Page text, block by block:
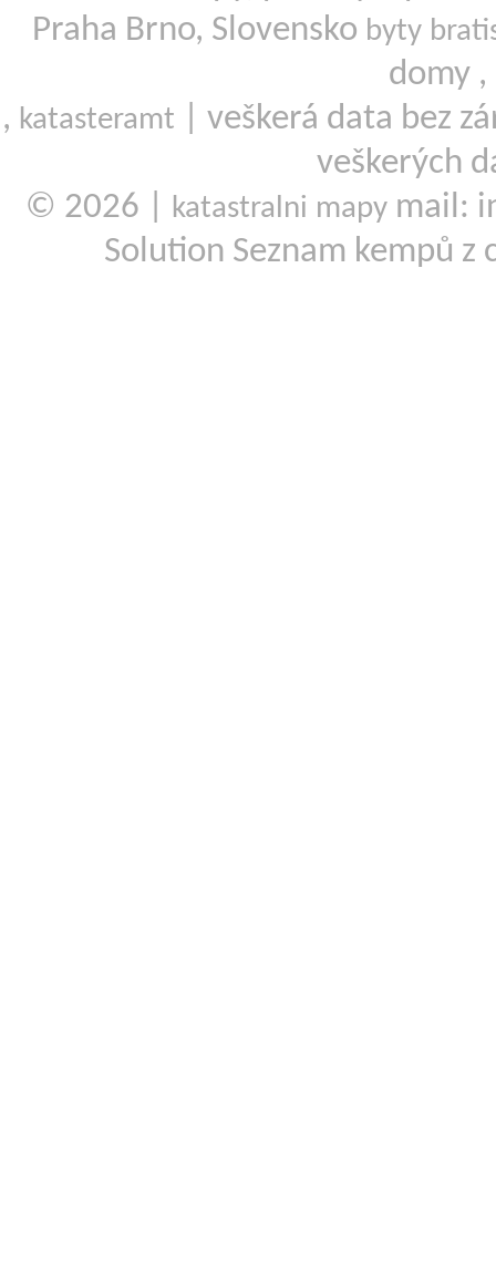
Praha Brno, Slovensko byty
domy ,
, katasteramt
| veškerá data bez
veškerých
© 2026 |
katastralni mapy mail:
Solution Seznam kempů z